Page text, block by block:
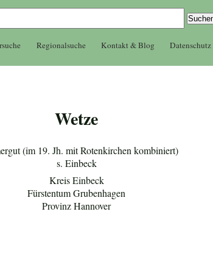
Regionalsuche Kontakt & Blog Datenschutz
Wetze
(im 19. Jh. mit Rotenkirchen kombiniert)
s. Einbeck
Kreis Einbeck
Fürstentum Grubenhagen
Provinz Hannover